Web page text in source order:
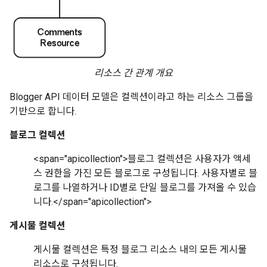
리소스 간 관계 개요
Blogger API 데이터 모델은 컬렉션이라고 하는 리소스 그룹을
기반으로 합니다.
블로그 컬렉션
<span="apicollection">블로그 컬렉션은 사용자가 액세
스 권한을 가진 모든 블로그로 구성됩니다. 사용자별로 블
로그를 나열하거나 ID별로 단일 블로그를 가져올 수 있습
니다.</span="apicollection">
게시물 컬렉션
게시물 컬렉션은 특정 블로그 리소스 내의 모든 게시물
리소스로 구성됩니다.